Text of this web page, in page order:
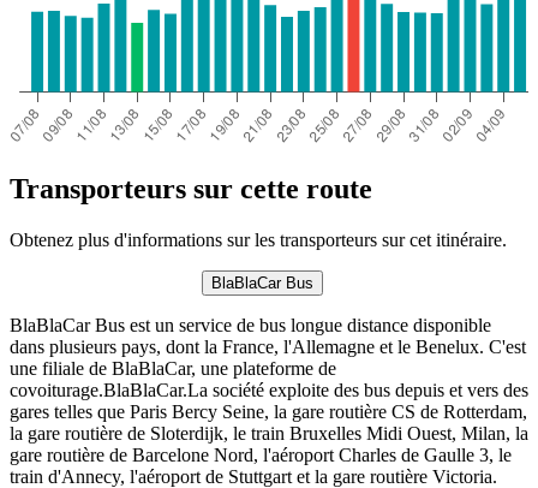
Transporteurs sur cette route
Obtenez plus d'informations sur les transporteurs sur cet itinéraire.
BlaBlaCar Bus
BlaBlaCar Bus est un service de bus longue distance disponible
dans plusieurs pays, dont la France, l'Allemagne et le Benelux. C'est
une filiale de BlaBlaCar, une plateforme de
covoiturage.BlaBlaCar.La société exploite des bus depuis et vers des
gares telles que Paris Bercy Seine, la gare routière CS de Rotterdam,
la gare routière de Sloterdijk, le train Bruxelles Midi Ouest, Milan, la
gare routière de Barcelone Nord, l'aéroport Charles de Gaulle 3, le
train d'Annecy, l'aéroport de Stuttgart et la gare routière Victoria.